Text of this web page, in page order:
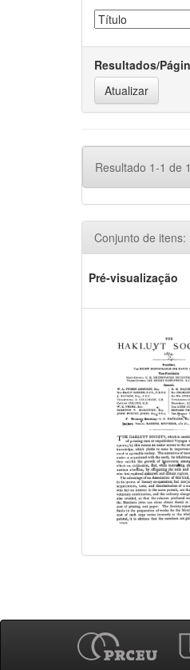
Resultados/
Resultado 1-1 de
Conjunto de itens:
Pré-visualização